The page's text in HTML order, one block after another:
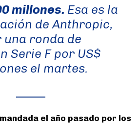
millones. Esa es la
de Anthropic,
ronda de
Serie F por US$
el martes.
el año pasado por los